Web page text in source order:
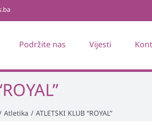
Podržite nas Vijesti
Atletika / ATLETSKI KLUB “ROYAL”